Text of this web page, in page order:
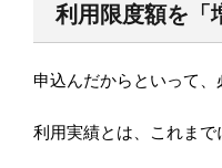
利用限度額を「
申込んだからといって
利用実績とは、これまで